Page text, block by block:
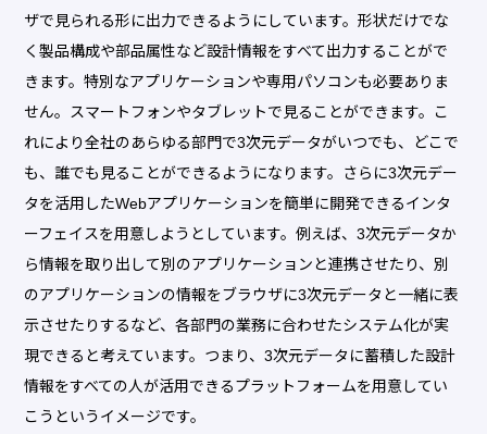
ザで見られる形に出力できるようにしています。形状だけでな
く製品構成や部品属性など設計情報をすべて出力することがで
きます。特別なアプリケーションや専用パソコンも必要ありま
せん。スマートフォンやタブレットで見ることができます。こ
れにより全社のあらゆる部門で3次元データがいつでも、どこで
も、誰でも見ることができるようになります。さらに3次元デー
タを活用したWebアプリケーションを簡単に開発できるインタ
ーフェイスを用意しようとしています。例えば、3次元データか
ら情報を取り出して別のアプリケーションと連携させたり、別
のアプリケーションの情報をブラウザに3次元データと一緒に表
示させたりするなど、各部門の業務に合わせたシステム化が実
現できると考えています。つまり、3次元データに蓄積した設計
情報をすべての人が活用できるプラットフォームを用意してい
こうというイメージです。